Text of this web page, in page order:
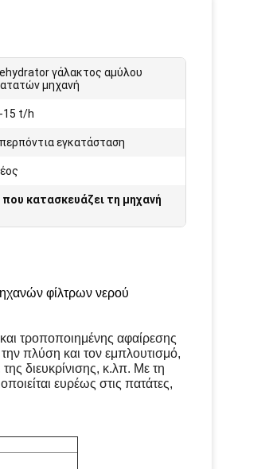
γάλακτος αμύλου
μηχανή
15 t/h
εγκατάσταση
κατασκευάζει τη μηχανή
φίλτρων νερού
τροποποιημένης αφαίρεσης
πλύση και τον εμπλουτισμό,
διευκρίνισης, κ.λπ. Με τη
ευρέως στις πατάτες,